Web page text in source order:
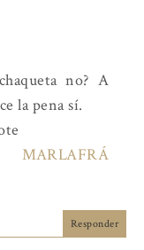
no? A
la pena sí.
Responder